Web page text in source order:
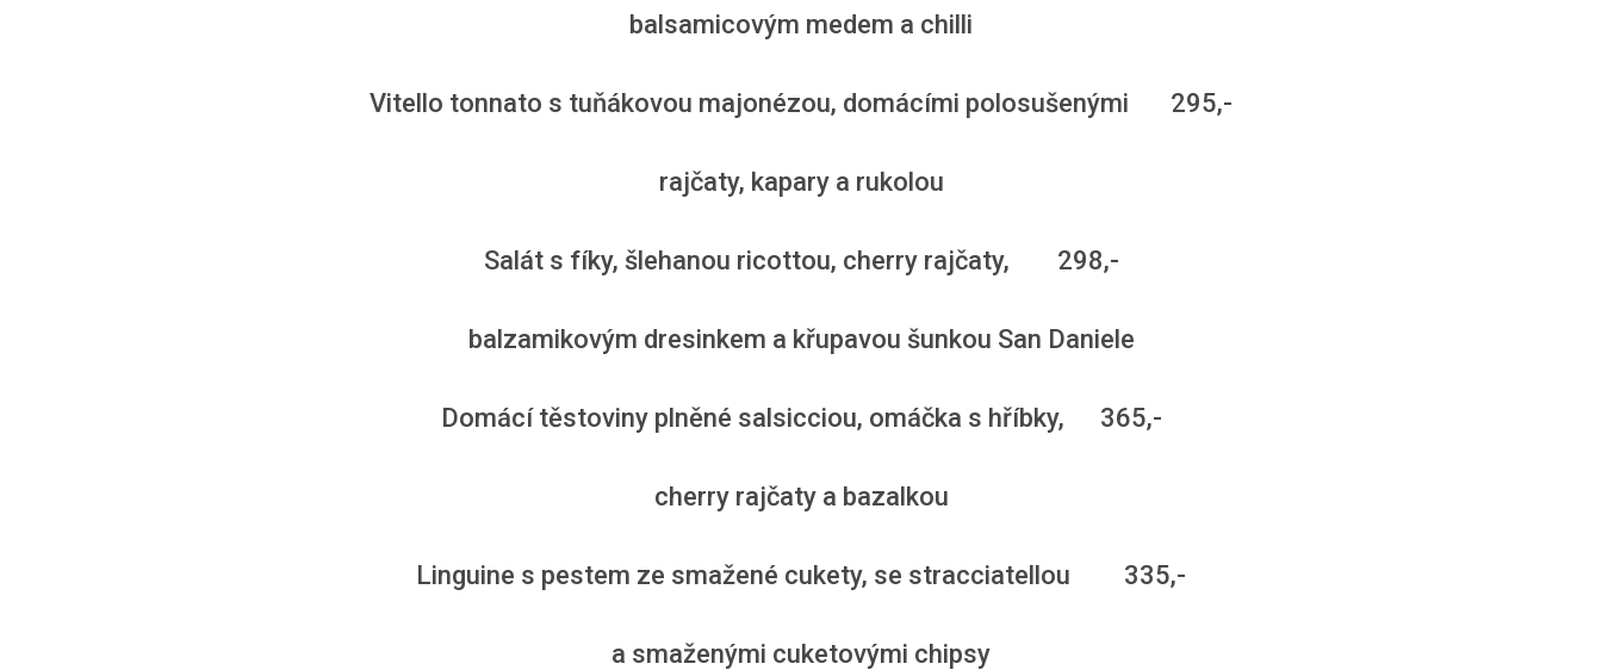
balsamicovým medem a chilli
Vitello tonnato s tuňákovou majonézou, domácími polosušenými 295,-
rajčaty, kapary a rukolou
Salát s fíky, šlehanou ricottou, cherry rajčaty, 298,-
balzamikovým dresinkem a křupavou šunkou San Daniele
Domácí těstoviny plněné salsicciou, omáčka s hříbky, 365,-
cherry rajčaty a bazalkou
Linguine s pestem ze smažené cukety, se stracciatellou 335,-
a smaženými cuketovými chipsy